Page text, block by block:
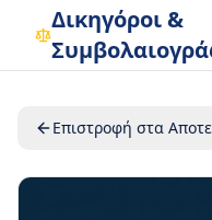
Δικηγόροι &
Επιστροφή στα